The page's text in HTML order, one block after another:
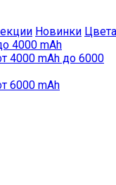
Новинки Цвета
4000 mAh
4000 mAh до 6000
6000 mAh